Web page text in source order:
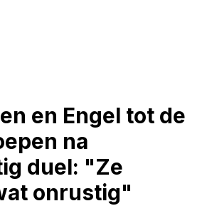
en Engel tot de
na
duel: "Ze
onrustig"